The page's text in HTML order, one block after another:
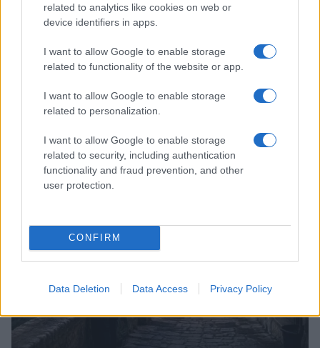
related to analytics like cookies on web or
device identifiers in apps.
I want to allow Google to enable storage
related to functionality of the website or app.
I want to allow Google to enable storage
related to personalization.
I want to allow Google to enable storage
related to security, including authentication
functionality and fraud prevention, and other
user protection.
CONFIRM
Data Deletion Data Access Privacy Policy
Copenhagen Fashion Week SS27: le novità che stanno
rivoluzionando la moda
Cristian Castiglioni · 8 Ago 2026
LIFESTYLE